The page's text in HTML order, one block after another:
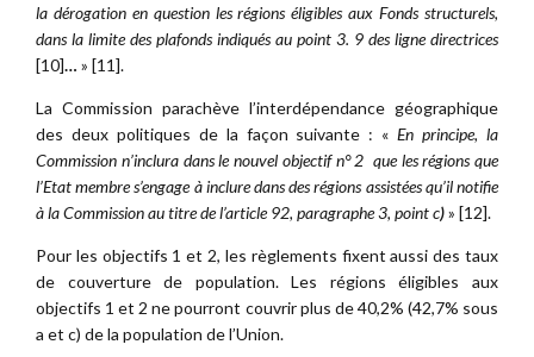
la dérogation en question les régions éligibles aux Fonds structurels,
dans la limite des plafonds indiqués au point 3. 9 des ligne directrices
[10]… » [11].
La Commission parachève l’interdépendance géographique
des deux politiques de la façon suivante : «En principe, la
Commission n’inclura dans le nouvel objectif n° 2 que les régions que
l’Etat membre s’engage à inclure dans des régions assistées qu’il notifie
à la Commission au titre de l’article 92, paragraphe 3, point c)» [12].
Pour les objectifs 1 et 2, les règlements fixent aussi des taux
de couverture de population. Les régions éligibles aux
objectifs 1 et 2 ne pourront couvrir plus de 40,2% (42,7% sous
a et c) de la population de l’Union.